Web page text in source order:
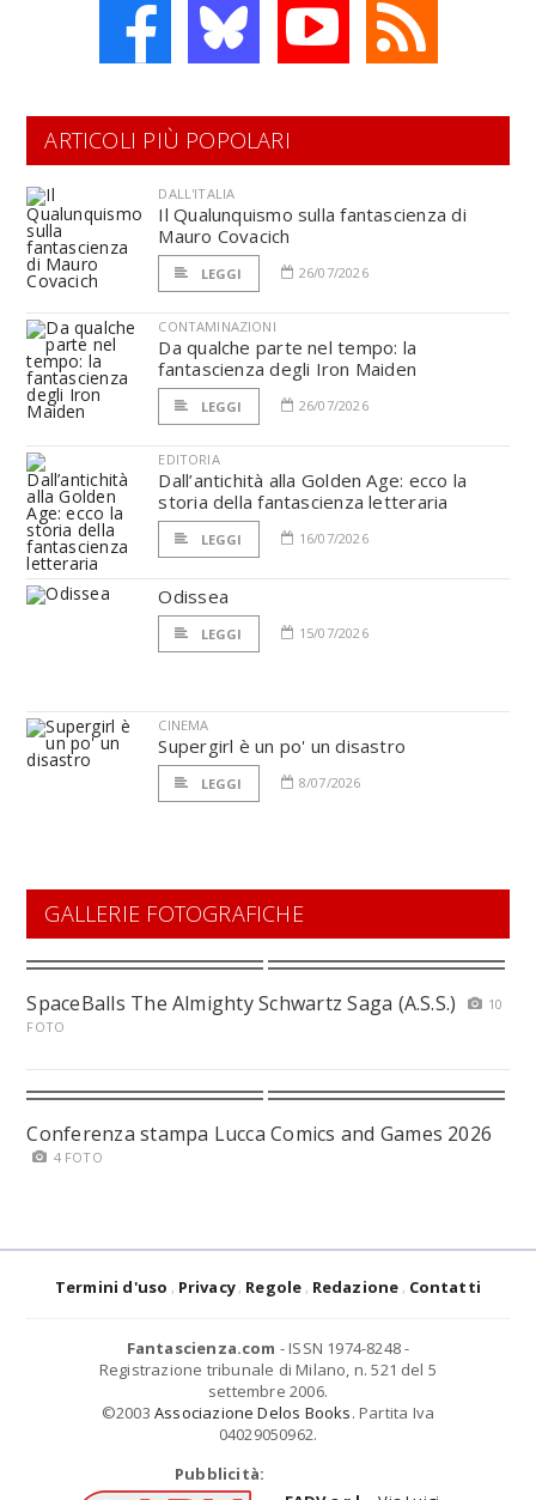
ARTICOLI PIÙ POPOLARI
DALL'ITALIA
Il Qualunquismo sulla fantascienza di
Mauro Covacich
LEGGI 26/07/2026
CONTAMINAZIONI
Da qualche parte nel tempo: la
fantascienza degli Iron Maiden
LEGGI 26/07/2026
EDITORIA
Dall’antichità alla Golden Age: ecco la
storia della fantascienza letteraria
LEGGI 16/07/2026
Odissea
LEGGI 15/07/2026
CINEMA
Supergirl è un po' un disastro
LEGGI 8/07/2026
GALLERIE FOTOGRAFICHE
SpaceBalls The Almighty Schwartz Saga (A.S.S.)
10
FOTO
Conferenza stampa Lucca Comics and Games 2026
4 FOTO
Termini d'uso Privacy Regole Redazione Contatti
Fantascienza.com - ISSN 1974-8248 -
Registrazione tribunale di Milano, n. 521 del 5
settembre 2006.
©2003 Associazione Delos Books. Partita Iva
04029050962.
Pubblicità: